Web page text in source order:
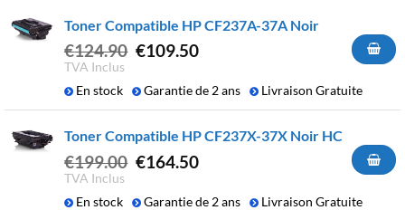
Toner Compatible HP CF237A-37A Noir
€124.90 Le
initial
€109.50Le
actuel
TVA Inclus
En stock
Garantie de 2 ans Livraison Gratuite
Toner Compatible HP CF237X-37X Noir HC
€199.00
Le
initial
€164.50Le
actuel
TVA Inclus
En stock
Garantie de 2 ans Livraison Gratuite